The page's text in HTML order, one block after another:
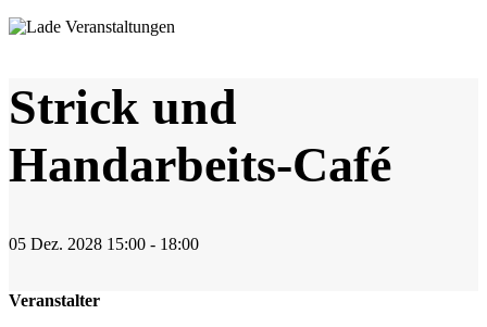
Strick und
Handarbeits-Café
05 Dez. 2028 15:00 - 18:00
Veranstalter